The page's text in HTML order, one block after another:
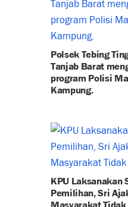
Polsek Tebing
Tanjab Barat
program Polisi
Kampung.
KPU Laksanakan
Pemilihan, Sri
Masyarakat